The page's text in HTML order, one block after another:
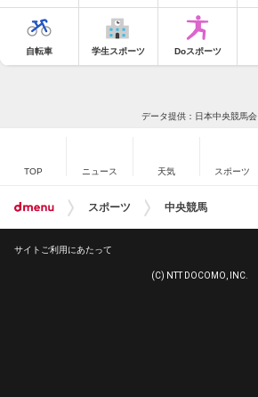
自転車 学生スポーツ Doスポーツ
データ提供：日本中央競馬会
TOP ニュース 天気 スポーツ
スポーツ 中央競馬
サイトご利用にあたって
(C) NTT DOCOMO, INC.